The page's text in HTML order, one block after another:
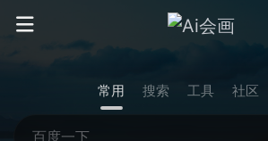
常用 搜索 工具 社区